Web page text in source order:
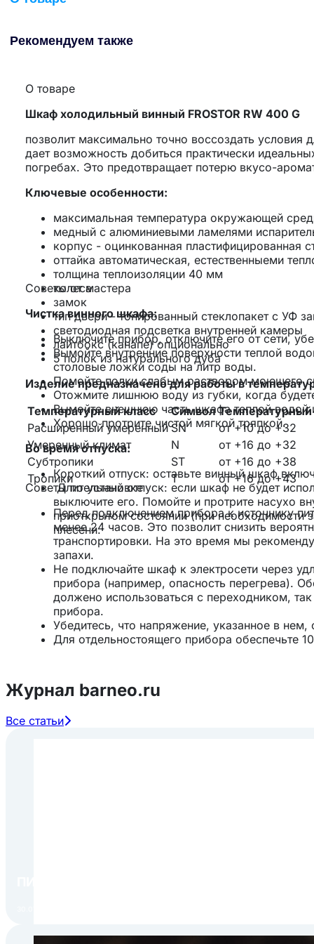
Рекомендуем также
О товаре
Шкаф холодильный винный FROSTOR RW 400 G
позволит максимально точно воссоздать
дает возможность добиться практически
погребах. Это предотвращает потерю вкусо-
Ключевые особенности:
максимальная температура окружающей
медный с алюминиевыми ламелями
корпус - оцинкованная пластифицированная
оттайка автоматическая, естественныеми
толщина теплоизоляции 40 мм
колеса
замок
тип двери - тонированный стеклопакет с УФ
светодиодная подсветка внутренней камеры
лайтбокс (канапе) опционально
5 полок из натурального дуба
Изделие предназначено для работы в
Температурный класс
Символ Температурный
Расширенный умеренный SN
от +10 до +32
Умеренный климат
N
от +16 до +32
Субтропики
ST
от +16 до +38
Тропики
T от +16 до +43
Советы от мастера
Чистка винного шкафа:
Выключите прибор, отключите его от сети,
Вымойте внутренние поверхности теплой
столовые ложки соды на литр воды.
Помойте полки слабым раствором моющего
Отожмите лишнюю воду из губки, когда
Вымойте внешнюю часть шкафа теплой водой
Хорошо протрите чистой мягкой тряпкой.
Во время отпуска:
Короткий отпуск: оставьте винный шкаф
Длительный отпуск: если шкаф не будет
выключите его. Помойте и протрите насухо
приоткрытом состоянии (при необходимости
плесени.
Советы по установке
Перед подключением прибора к источнику
менее 24 часов. Это позволит снизить
транспортировки. На это время мы
запахи.
Не подключайте шкаф к электросети через
прибора (например, опасность перегрева).
должено использоваться с переходником,
прибора.
Убедитесь, что напряжение, указанное в нем,
Для отдельностоящего прибора обеспечьте
шкафа и сверху, чтобы обеспечить
чтобы вентиляционное отверстие в передней
Журнал barneo.ru
Все статьи